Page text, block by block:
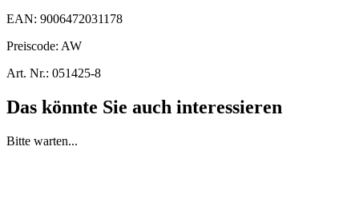
EAN: 9006472031178
Preiscode: AW
Art. Nr.: 051425-8
Das könnte Sie auch interessieren
Bitte warten...